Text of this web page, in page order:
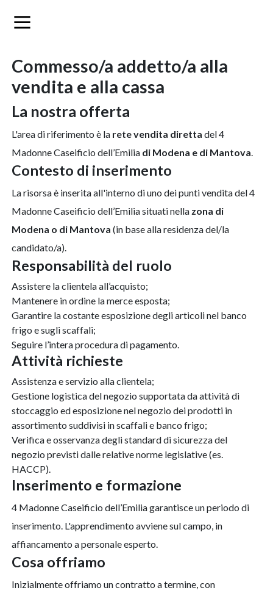
commesso/a addetto/a alla
vendita e alla cassa
la nostra offerta
L'area di riferimento è la rete vendita diretta del 4
Madonne Caseificio dell’Emilia di Modena e di Mantova.
contesto di inserimento
La risorsa è inserita all'interno di uno dei punti vendita del 4
Madonne Caseificio dell’Emilia situati nella zona di
Modena o di Mantova (in base alla residenza del/la
candidato/a).
responsabilità del ruolo
Assistere la clientela all’acquisto;
Mantenere in ordine la merce esposta;
Garantire la costante esposizione degli articoli nel banco
frigo e sugli scaffali;
Seguire l’intera procedura di pagamento.
attività richieste
Assistenza e servizio alla clientela;
Gestione logistica del negozio supportata da attività di
stoccaggio ed esposizione nel negozio dei prodotti in
assortimento suddivisi in scaffali e banco frigo;
Verifica e osservanza degli standard di sicurezza del
negozio previsti dalle relative norme legislative (es.
HACCP).
inserimento e formazione
4 Madonne Caseificio dell’Emilia garantisce un periodo di
inserimento. L'apprendimento avviene sul campo, in
affiancamento a personale esperto.
cosa offriamo
Inizialmente offriamo un contratto a termine, con